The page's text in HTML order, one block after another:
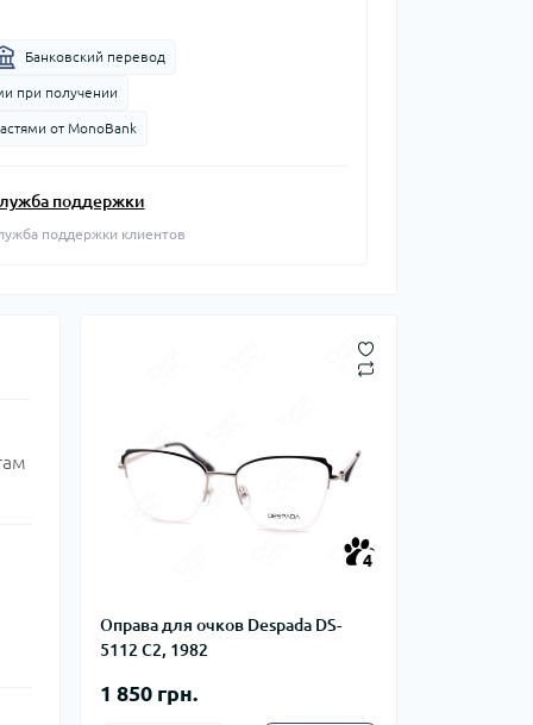
Банковский перевод
при получении
от MonoBank
поддержки
поддержки клиентов
4
Оправа для очков Despada DS-
5112 C2, 1982
1 850 грн.